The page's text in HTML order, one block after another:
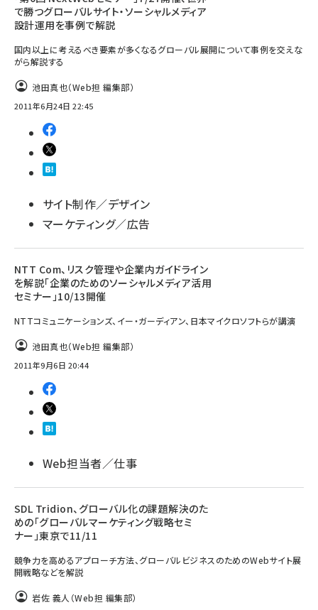
で勝つグローバルサイト・ソーシャルメディア
設計運用を事例で解説
国内以上に考えるべき要素が多くなるグローバル展開について事例を交えな
がら解説する
池田真也（Web担 編集部）
2011年6月24日 22:45
サイト制作／デザイン
マーケティング／広告
NTT Com、リスク管理や企業内ガイドライン
を解説「企業のためのソーシャルメディア活用
セミナー」10/13開催
NTTコミュニケーションズ、イー・ガーディアン、日本マイクロソフトらが講演
池田真也（Web担 編集部）
2011年9月6日 20:44
Web担当者／仕事
SDL Tridion、グローバル化の課題解決のた
めの「グローバルマーケティング戦略セミ
ナー」東京で11/11
競争力を高めるアプローチ方法、グローバルビジネスのためのWebサイト展
開戦略などを解説
岩佐 義人（Web担 編集部）